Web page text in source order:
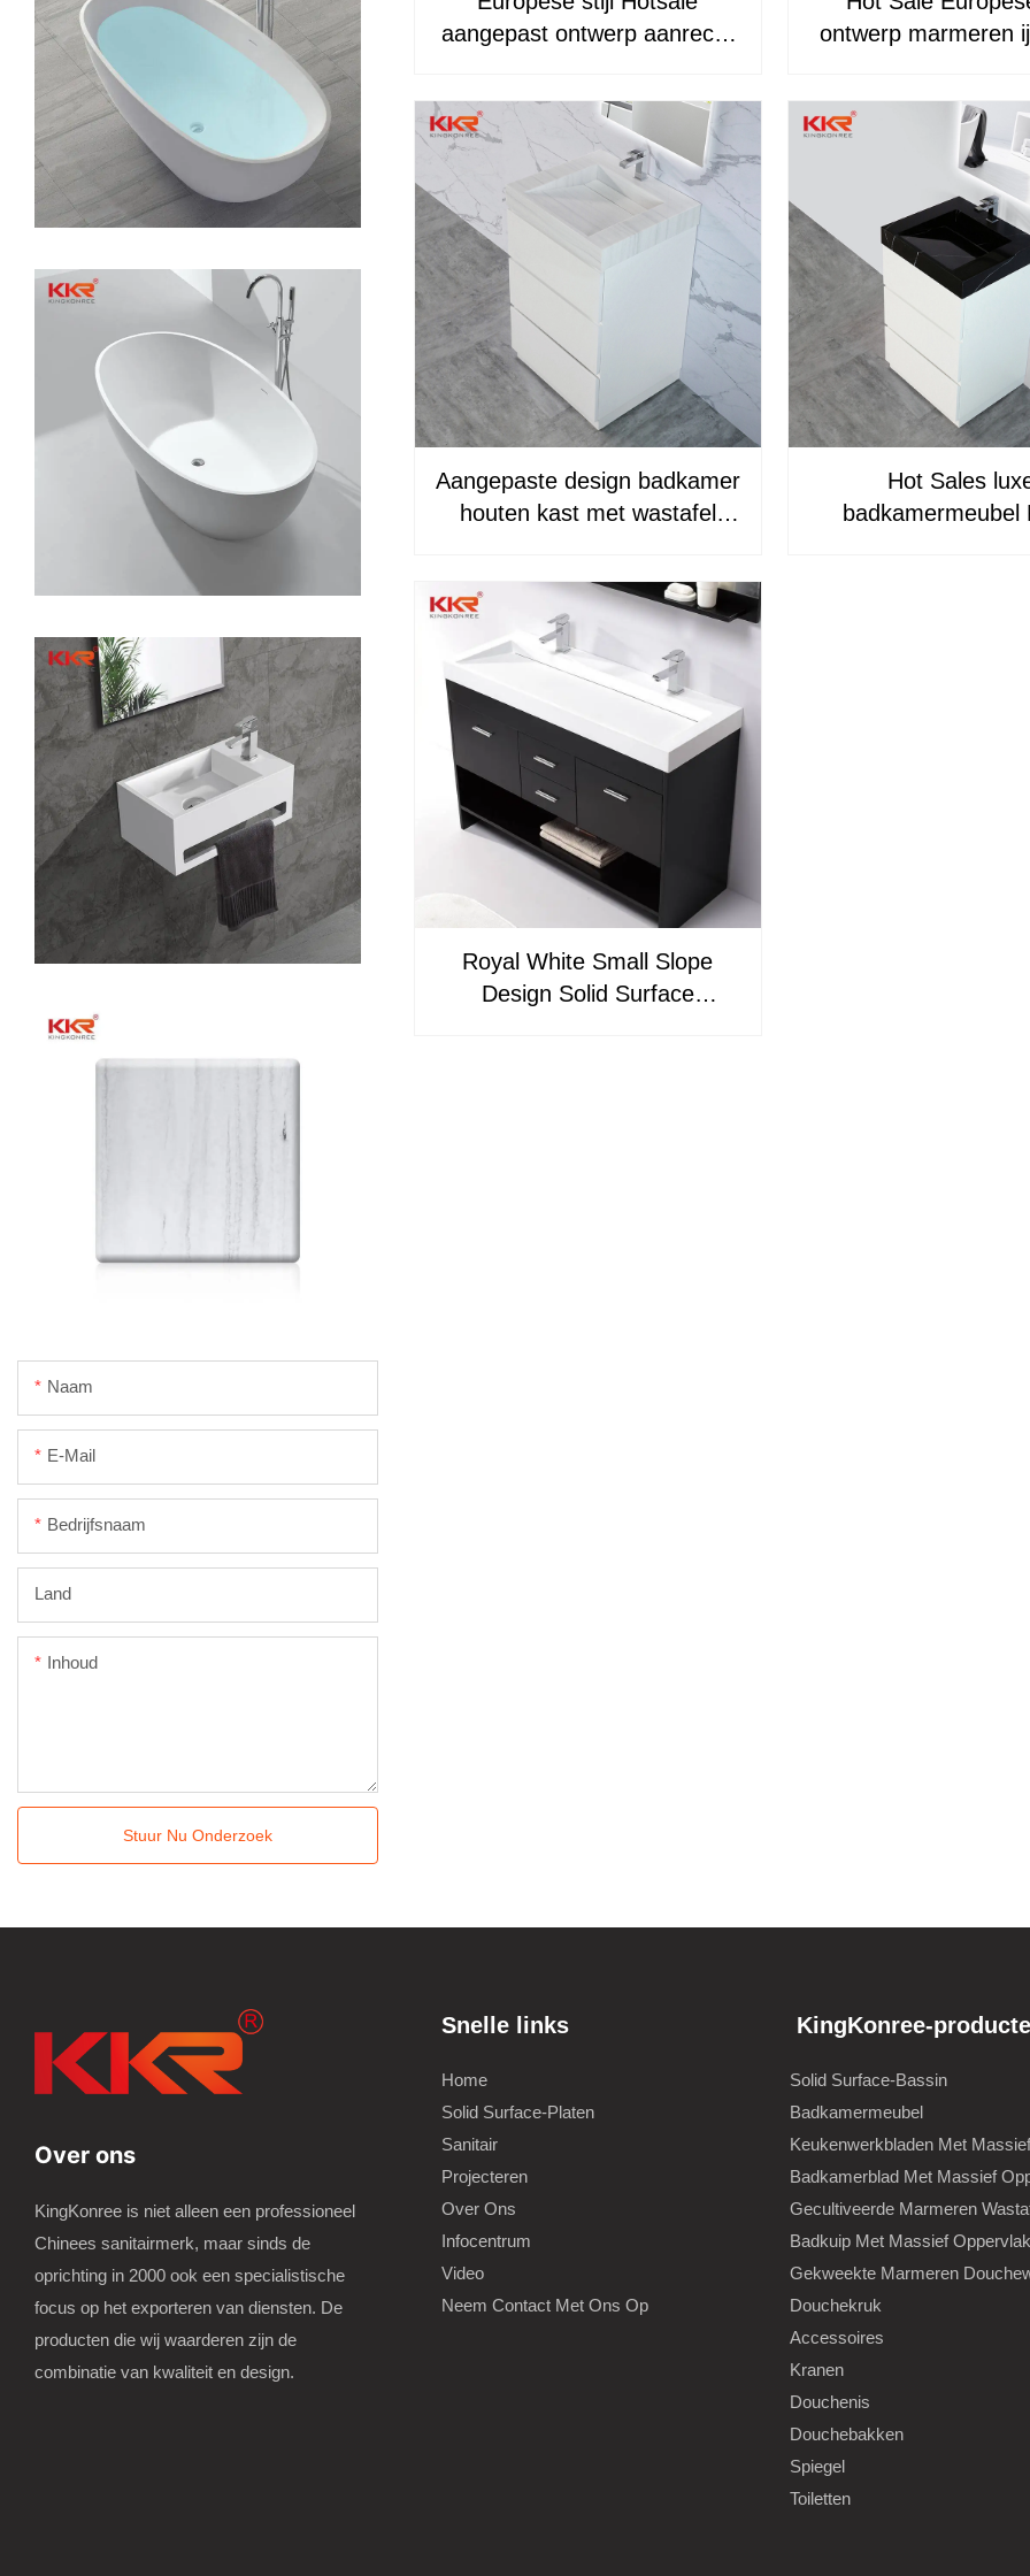
Naam
E-Mail
Bedrijfsnaam
Land
Inhoud
Stuur Nu Onderzoek
aangepast ontwerp aanrecht
KKR-710CH
ontwerp marmeren
Aangepaste design badkamer
houten kast met wastafel
Hot Sales
badkamermeubel
Royal White Small Slope
Design Solid Surface
Over ons
KingKonree is niet alleen een professioneel
Chinees sanitairmerk, maar sinds de
oprichting in 2000 ook een specialistische
focus op het exporteren van diensten. De
producten die wij waarderen zijn de
combinatie van kwaliteit en design.
Snelle links
Home
Solid Surface-Platen
Sanitair
Projecteren
Over Ons
Infocentrum
Video
Neem Contact Met Ons Op
KingKonree-
Solid Surface-Bassin
Badkamermeubel
Keukenwerkbladen Met
Badkamerblad Met Massief
Gecultiveerde Marmeren
Badkuip Met Massief Oppervlak
Gekweekte Marmeren
Douchekruk
Accessoires
Kranen
Douchenis
Douchebakken
Spiegel
Toiletten